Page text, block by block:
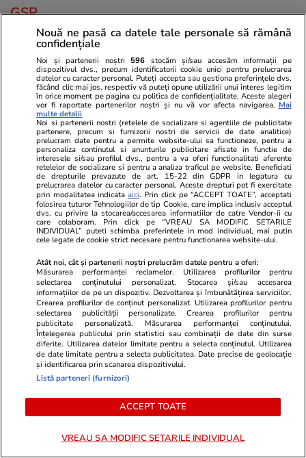
GSP
GSP.RO
Vești dure de la Floreasca, după
accidentul celor de la Dinamo 2:
„Traumatism cranio-cerebral grav.
Intubat și ventilat mecanic”
GSP.RO
„Cea mai
lume” și-a
ținută
PARTENERI
Nouă ne pasă ca datele tale personale să rămână
confidențiale
Noi și partenerii noștri 596 stocăm și/sau accesăm informații pe
dispozitivul dvs., precum identificatorii cookie unici pentru prelucrarea
datelor cu caracter personal. Puteți accepta sau gestiona preferințele dvs.
făcând clic mai jos, respectiv vă puteți opune utilizării unui interes legitim
în orice moment pe pagina cu politica de confidențialitate. Aceste alegeri
vor fi raportate partenerilor noștri și nu vă vor afecta navigarea. Mai
multe detalii
Noi si partenerii nostri (retelele de socializare si agentiile de publicitate
partenere, precum si furnizorii nostri de servicii de date analitice)
prelucram date pentru a permite website-ului sa functioneze, pentru a
personaliza continutul si anunturile publicitare afisate in functie de
interesele si/sau profilul dvs., pentru a va oferi functionalitati aferente
retelelor de socializare si pentru a analiza traficul pe website. Beneficiati
de drepturile prevazute de art. 15-22 din GDPR in legatura cu
prelucrarea datelor cu caracter personal. Aceste drepturi pot fi exercitate
prin modalitatea indicataaici. Prin click pe “ACCEPT TOATE”, acceptati
folosirea tuturor Tehnologiilor de tip Cookie, care implica inclusiv acceptul
dvs. cu privire la stocarea/accesarea informatiilor de catre Vendor-ii cu
care colaboram. Prin click pe “VREAU SA MODIFIC SETARILE
INDIVIDUAL” puteti schimba preferintele in mod individual, mai putin
cele legate de cookie strict necesare pentru functionarea website-ului.
Atât noi, cât și partenerii noștri prelucrăm datele pentru a oferi:
Măsurarea performanței reclamelor. Utilizarea profilurilor pentru
selectarea conținutului personalizat. Stocarea și/sau accesarea
informațiilor de pe un dispozitiv. Dezvoltarea și îmbunătățirea serviciilor.
Crearea profilurilor de conținut personalizat. Utilizarea profilurilor pentru
selectarea publicității personalizate. Crearea profilurilor pentru
publicitate personalizată. Măsurarea performanței conținutului.
Înțelegerea publicului prin statistici sau combinații de date din surse
diferite. Utilizarea datelor limitate pentru a selecta conținutul. Utilizarea
de date limitate pentru a selecta publicitatea. Date precise de geolocație
și identificarea prin scanarea dispozitivului.
Listă parteneri (furnizori)
ACCEPT TOATE
VREAU SA MODIFIC SETARILE INDIVIDUAL